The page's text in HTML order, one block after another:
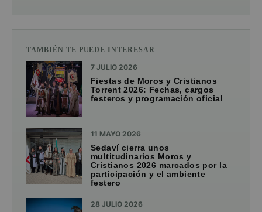
TAMBIÉN TE PUEDE INTERESAR
7 JULIO 2026
Fiestas de Moros y Cristianos
Torrent 2026: Fechas, cargos
festeros y programación oficial
11 MAYO 2026
Sedaví cierra unos
multitudinarios Moros y
Cristianos 2026 marcados por la
participación y el ambiente
festero
28 JULIO 2026